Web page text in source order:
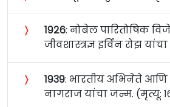
〉 १९२६: नोबेल पारितोषिक
जीवशास्त्रज्ञ इर्विन रोझ
〉 १९३९: भारतीय अभिनेते आणि
नागराज यांचा जन्म. (मृत्यू: